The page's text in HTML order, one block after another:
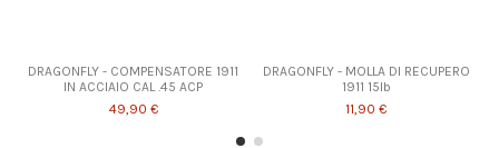
DRAGONFLY - COMPENSATORE 1911
IN ACCIAIO CAL .45 ACP
49,90 €
DRAGONFLY - MOLLA DI RECUPERO
1911 15lb
11,90 €